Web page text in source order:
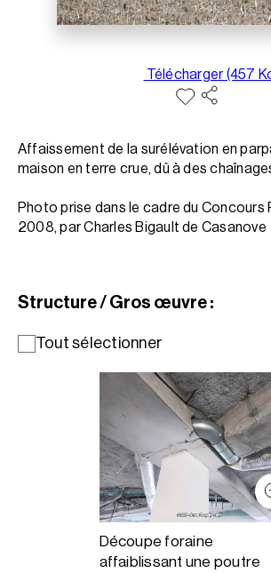
Télécharger (457
Affaissement de la surélévation en
maison en terre crue, dû à des
Photo prise dans le cadre du Concours
2008, par Charles Bigault de Casanove
Structure / Gros œuvre :
Tout sélectionner
Découpe foraine
affaiblissant une poutre